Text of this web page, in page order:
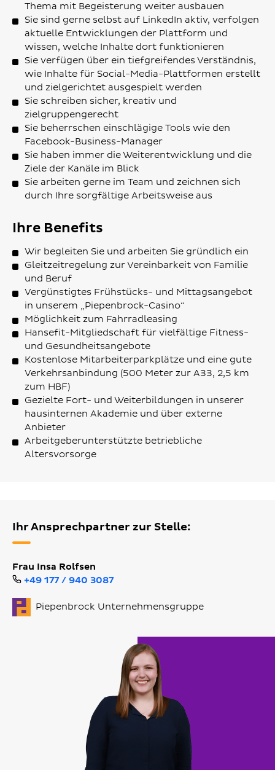
Thema mit Begeisterung weiter ausbauen
Sie sind gerne selbst auf LinkedIn aktiv, verfolgen
aktuelle Entwicklungen der Plattform und
wissen, welche Inhalte dort funktionieren
Sie verfügen über ein tiefgreifendes Verständnis,
wie Inhalte für Social-Media-Plattformen erstellt
und zielgerichtet ausgespielt werden
Sie schreiben sicher, kreativ und
zielgruppengerecht
Sie beherrschen einschlägige Tools wie den
Facebook-Business-Manager
Sie haben immer die Weiterentwicklung und die
Ziele der Kanäle im Blick
Sie arbeiten gerne im Team und zeichnen sich
durch Ihre sorgfältige Arbeitsweise aus
Ihre Benefits
Wir begleiten Sie und arbeiten Sie gründlich ein
Gleitzeitregelung zur Vereinbarkeit von Familie
und Beruf
Vergünstigtes Frühstücks- und Mittagsangebot
in unserem „Piepenbrock-Casino“
Möglichkeit zum Fahrradleasing
Hansefit-Mitgliedschaft für vielfältige Fitness-
und Gesundheitsangebote
Kostenlose Mitarbeiterparkplätze und eine gute
Verkehrsanbindung (500 Meter zur A33, 2,5 km
zum HBF)
Gezielte Fort- und Weiterbildungen in unserer
hausinternen Akademie und über externe
Anbieter
Arbeitgeberunterstützte betriebliche
Altersvorsorge
Ihr Ansprechpartner zur Stelle:
Frau Insa Rolfsen
+49 177 / 940 3087
Piepenbrock Unternehmensgruppe